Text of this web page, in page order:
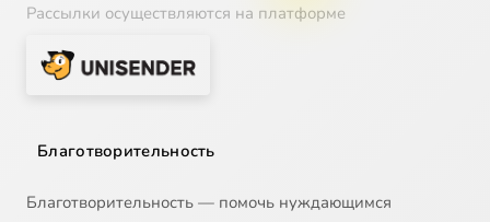
Рассылки осуществляются на платформе
Благотворительность
Благотворительность — помочь нуждающимся